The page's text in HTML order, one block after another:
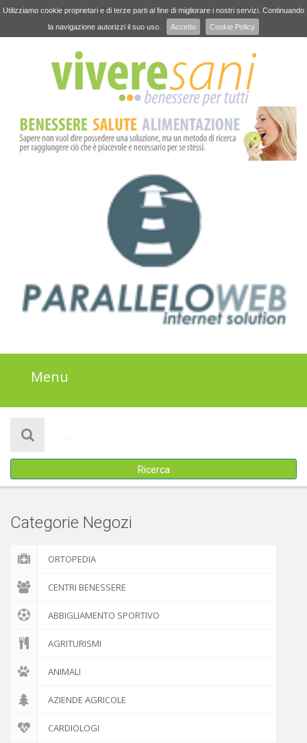
Utilizziamo cookie proprietari e di terze parti al fine di migliorare i nostri servizi. Continuando
la navigazione autorizzi il suo uso.
Accetto Cookie Policy
Menu
SALUTE
BENESSERE
GENITORI E FIGLI
PSICOLOGIA
ANIMALI
NEWS ED EVENTI
Ricerca
Categorie Negozi
ORTOPEDIA
CENTRI BENESSERE
ABBIGLIAMENTO SPORTIVO
AGRITURISMI
ANIMALI
AZIENDE AGRICOLE
CARDIOLOGI